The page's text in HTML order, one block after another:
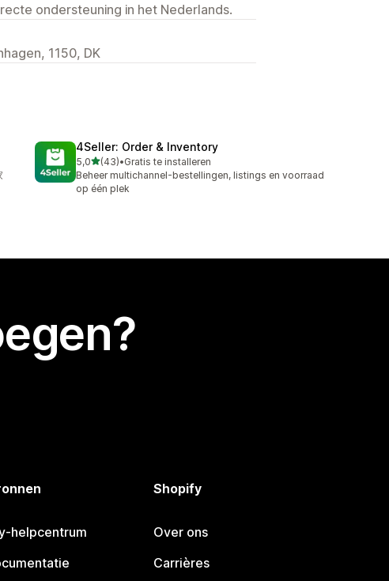
ondersteuning in het Nederlands.
1150, DK
4Seller: Order & Inventory
5,0van 5 sterren
(43)
43 recensies in totaal
•Gratis te installeren
Beheer multichannel-bestellingen, listings en voorraad
op één plek
helpcentrum
Shopify
Over ons
Carrières